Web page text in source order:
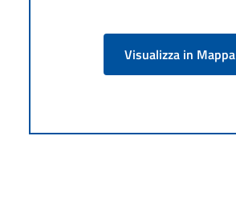
Visualizza in Mappa